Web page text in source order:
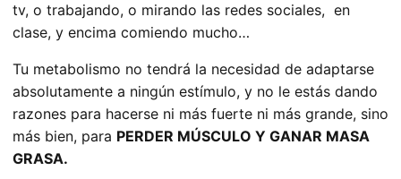
tv, o trabajando, o mirando las redes sociales, en
clase, y encima comiendo mucho…
Tu metabolismo no tendrá la necesidad de adaptarse
absolutamente a ningún estímulo, y no le estás dando
razones para hacerse ni más fuerte ni más grande, sino
más bien, para PERDER MÚSCULO Y GANAR MASA
GRASA.